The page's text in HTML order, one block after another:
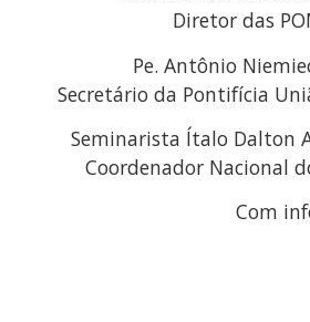
Diretor das
Pe. Antônio
Secretário da Pontifícia
Seminarista Ítalo Dalton
Coordenador Nacional
Com